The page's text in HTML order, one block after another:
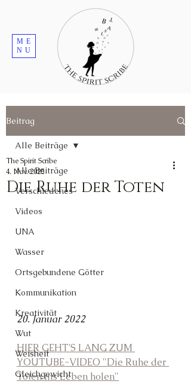
ME
NU
Beitrag
Alle Beiträge
Verschiedenes
Videos
UNA
Wasser
Ortsgebundene Götter
Kommunikation
Kreativität
Wut
Weisheit
Gleichgewicht
Alle Beiträge
Die Ruhe der Toten
The Spirit Scribe
4. Nov. 2025
20. Januar 2022
HIER GEHT'S LANG ZUM
YOUTUBE-VIDEO "Die Ruhe der
Toten ins Leben holen"